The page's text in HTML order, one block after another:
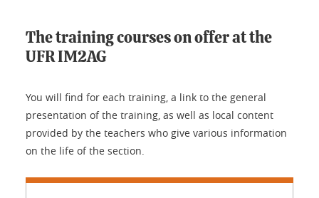
The training courses on offer at the
UFR IM2AG
You will find for each training, a link to the general
presentation of the training, as well as local content
provided by the teachers who give various information
on the life of the section.